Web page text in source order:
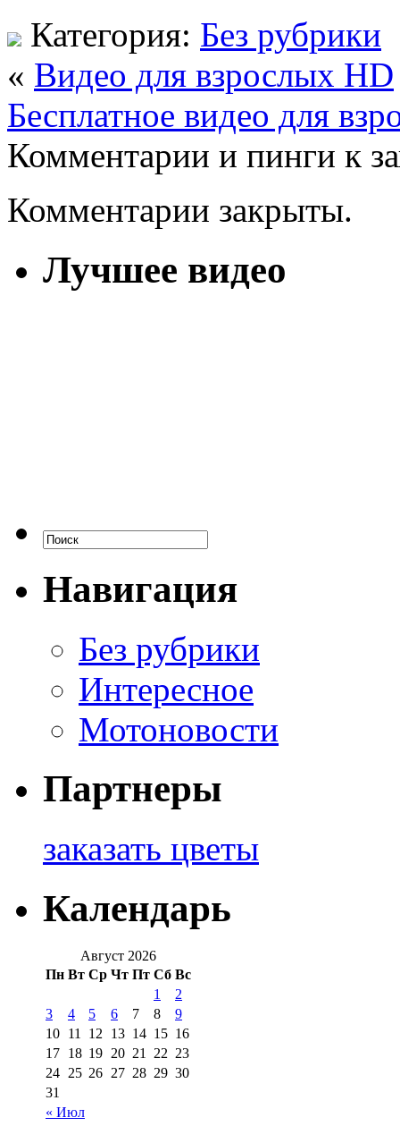
Категория: Без рубрики
« Видео для взрослых HD
Бесплатное видео для
Комментарии и пинги к
Комментарии закрыты.
Лучшее видео
Навигация
Без рубрики
Интересное
Мотоновости
Партнеры
заказать цветы
Календарь
Август 2026
Пн Вт Ср Чт Пт Сб Вс
« Июл
1
2
3
4 5 6 7 8
9
10 11 12 13 14 15 16
17 18 19 20 21 22 23
24 25 26 27 28 29 30
31